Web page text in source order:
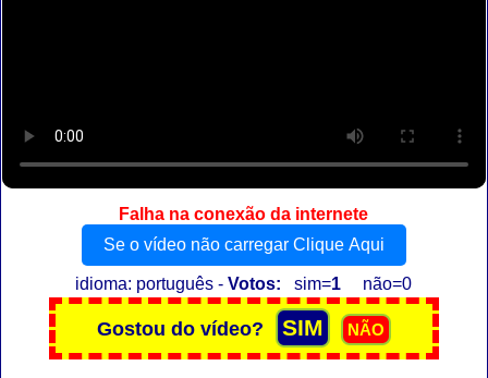
Falha na conexão da internete
Se o vídeo não carregar Clique Aqui
idioma: português -Votos: sim=1 não=0